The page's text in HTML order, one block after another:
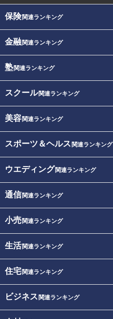
保険関連ランキング
金融関連ランキング
塾関連ランキング
スクール関連ランキング
美容関連ランキング
スポーツ＆ヘルス 関連ランキング
ウエディング関連ランキング
通信関連ランキング
小売関連ランキング
生活関連ランキング
住宅関連ランキング
ビジネス 関連ランキング